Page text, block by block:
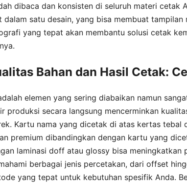
dibaca dan konsisten di seluruh materi cetak
dalam satu desain, yang bisa membuat
yang tepat akan membantu solusi cetak
Bahan dan Hasil Cetak:
elemen yang sering diabaikan namun
produksi secara langsung mencerminkan
Kartu nama yang dicetak di atas kertas tebal
premium dibandingkan dengan kartu yang
laminasi doff atau glossy bisa meningkatkan
berbagai jenis percetakan, dari offset
yang tepat untuk kebutuhan spesifik Anda.